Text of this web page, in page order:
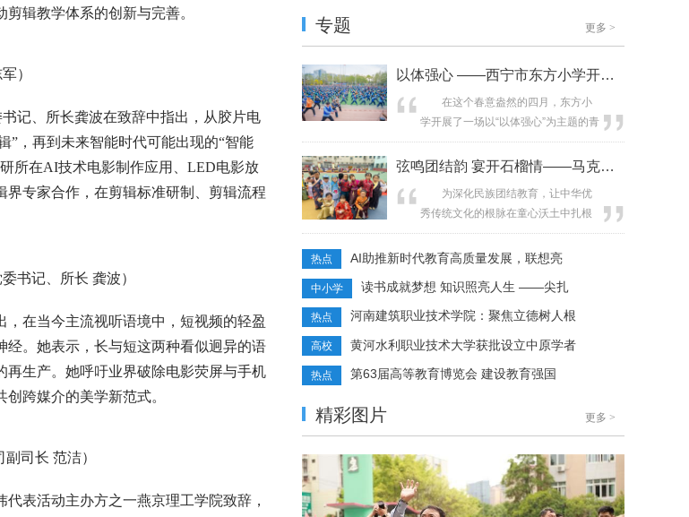
辑教学体系的创新与完善。
）
记、所长龚波在致辞中指出，从胶片电
”，再到未来智能时代可能出现的“智能
所在AI技术电影制作应用、LED电影放
专家合作，在剪辑标准研制、剪辑流程
书记、所长 龚波）
在当今主流视听语境中，短视频的轻盈
。她表示，长与短这两种看似迥异的语
生产。她呼吁业界破除电影荧屏与手机
跨媒介的美学新范式。
司长 范洁）
表活动主办方之一燕京理工学院致辞，
Graduate Research and Innovation
供一对一指导，引导研究人员及研究
专题 更多 >
以体强心 ——西宁市东方小学开展“青
在这个春意盎然的四月，东方小
学开展了一场以“以体强心”为主题的青
少年户外运动技能实践活动。此次活
动精心设计了七大校园适用型挑战项
园，引导学生勇敢地走出舒适区，挑
战自我，让学生在真实体验中收获成
技巧、露营技能、野外取火灭火、户
外自...
弦鸣团结韵 宴开石榴情——马克唐镇中
为深化民族团结教育，让中华优
秀传统文化的根脉在童心沃土中扎根
生长，我园以尖扎地区国家级非遗代
表性项目——传统射箭技艺与达顿宴
浸式非遗文化体验活动“民族团结射箭
赛暨达顿宴”。活动旨在通过“童趣
儿文化交融的成长空间，在趣味运动
中铸牢...
热点 AI助推新时代教育高质量发展，联想亮
中小学 读书成就梦想 知识照亮人生 ——尖扎
热点 河南建筑职业技术学院：聚焦立德树人根
高校 黄河水利职业技术大学获批设立中原学者
热点 第63届高等教育博览会 建设教育强国
精彩图片 更多 >